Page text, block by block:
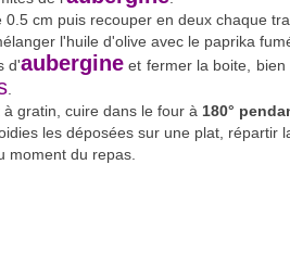
0.5 cm puis recouper en deux chaque
l'huile d'olive avec le paprika
d'aubergine et fermer la boite,
gratin, cuire dans le four à 180°
les déposées sur une plat, répartir
moment du repas.